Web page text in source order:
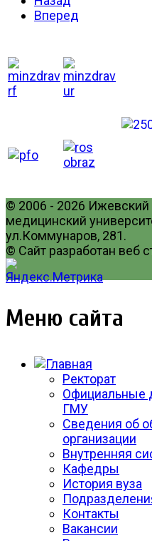
Вперед
© 2006 - 2026 Ижевский
медицинский
ул.Коммунаров, 281.
© Сайт разработан веб
Меню сайта
Ректорат
Официальные
ГМУ
Сведения об
организации
Внутренняя
Кафедры
История вуза
Контакты
Вакансии